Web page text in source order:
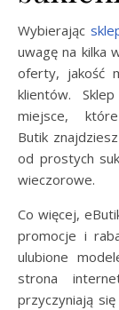
Wybierając
uwagę na kilka
oferty, jakość
klientów.
miejsce,
Butik
od prostych
wieczorowe.
Co więcej,
promocje i
ulubione
strona
przyczyniają